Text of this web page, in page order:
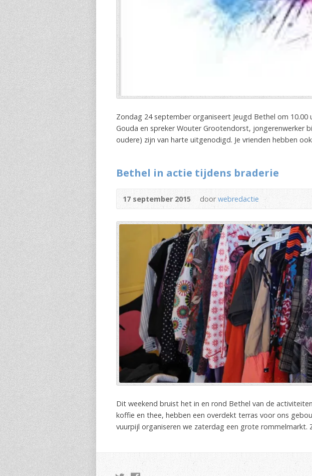
Zondag 24 september organiseert Jeugd Bethel om
Gouda en spreker Wouter Grootendorst, jongerenwerker
oudere) zijn van harte uitgenodigd. Je vrienden hebben
Bethel in actie tijdens braderie
17 september 2015 doorwebredactie
Dit weekend bruist het in en rond Bethel van de
koffie en thee, hebben een overdekt terras voor ons
vuurpijl organiseren we zaterdag een grote rommelmarkt.